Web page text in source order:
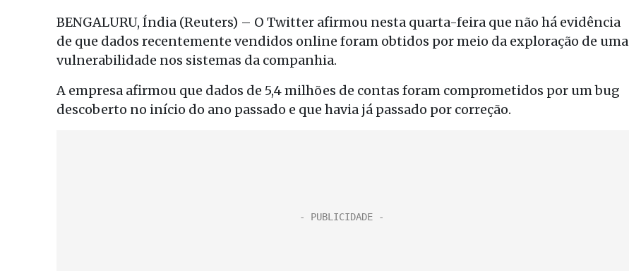
BENGALURU, Índia (Reuters) – O Twitter afirmou nesta quarta-feira que não há evidência
de que dados recentemente vendidos online foram obtidos por meio da exploração de uma
vulnerabilidade nos sistemas da companhia.
A empresa afirmou que dados de 5,4 milhões de contas foram comprometidos por um bug
descoberto no início do ano passado e que havia já passado por correção.